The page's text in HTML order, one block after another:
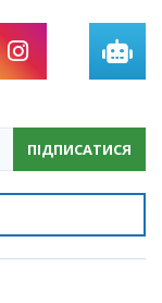
ПІДПИСАТИСЯ